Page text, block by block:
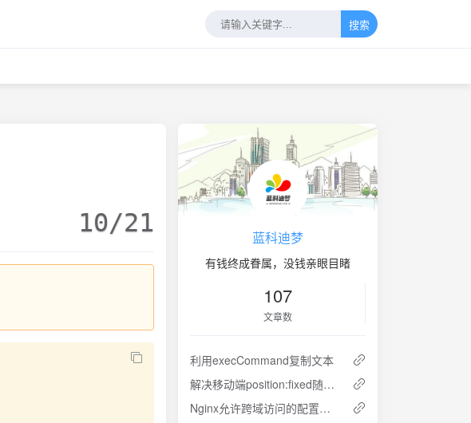
搜索
10/21 蓝科迪梦
有钱终成眷属，没钱亲眼目睹
107
文章数
利用execCommand复制文本
解决移动端position:fixed随软键盘移动的问题
Nginx允许跨域访问的配置问题